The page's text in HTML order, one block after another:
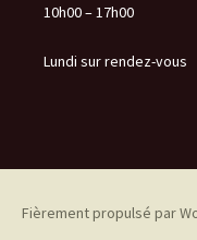
10h00 – 17h00
Lundi sur rendez-vous
Fièrement propulsé par